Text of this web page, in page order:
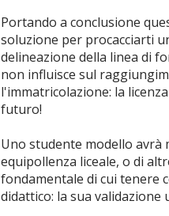
Portando a conclusione
soluzione per procacciarti
delineazione della linea di
non influisce sul
l'immatricolazione: la
futuro!
Uno studente modello avrà
equipollenza liceale, o di
fondamentale di cui tenere
didattico: la sua validazione